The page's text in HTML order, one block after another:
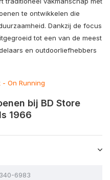
te ontwikkelen die
Dankzij de focus
tot een van de meest
en outdoorliefhebbers
- On Running
bij BD Store
1966
6983